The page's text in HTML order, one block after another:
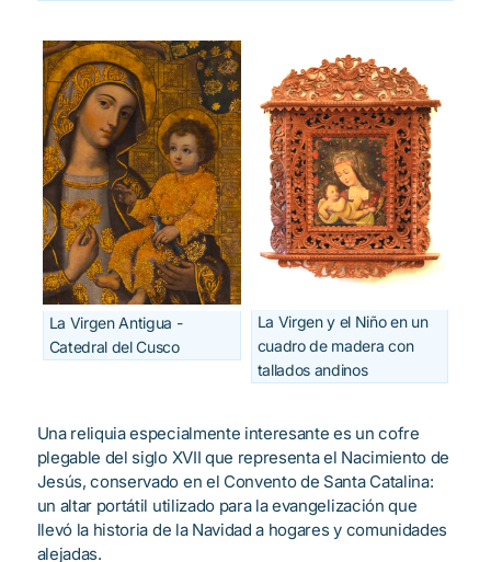
La Virgen Antigua -
Catedral del Cusco
La Virgen y el Niño en un
cuadro de madera con
tallados andinos
Una reliquia especialmente interesante es un cofre
plegable del siglo XVII que representa el Nacimiento de
Jesús, conservado en el Convento de Santa Catalina:
un altar portátil utilizado para la evangelización que
llevó la historia de la Navidad a hogares y comunidades
alejadas.